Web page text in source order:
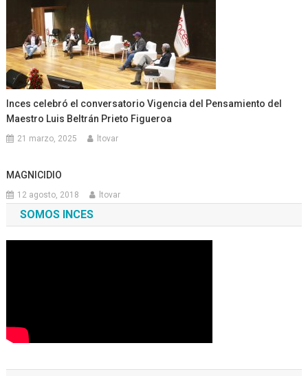
Inces celebró el conversatorio Vigencia del Pensamiento del
Maestro Luis Beltrán Prieto Figueroa
21 marzo, 2025 ltovar
MAGNICIDIO
12 agosto, 2018 ltovar
SOMOS INCES